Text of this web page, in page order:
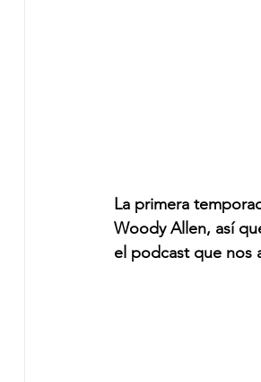
La primera
Woody Allen, así
el podcast que nos